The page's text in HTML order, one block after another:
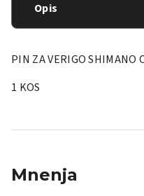
Opis
PIN ZA VERIGO SHIMANO
1 KOS
Mnenja